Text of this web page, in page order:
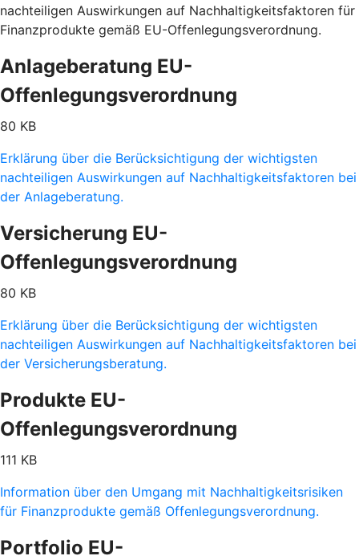
nachteiligen Auswirkungen auf Nachhaltigkeitsfaktoren für
Finanzprodukte gemäß EU-Offenlegungsverordnung.
Anlageberatung EU-
Offenlegungsverordnung
80 KB
Erklärung über die Berücksichtigung der wichtigsten
nachteiligen Auswirkungen auf Nachhaltigkeitsfaktoren bei
der Anlageberatung.
Versicherung EU-
Offenlegungsverordnung
80 KB
Erklärung über die Berücksichtigung der wichtigsten
nachteiligen Auswirkungen auf Nachhaltigkeitsfaktoren bei
der Versicherungsberatung.
Produkte EU-
Offenlegungsverordnung
111 KB
Information über den Umgang mit Nachhaltigkeitsrisiken
für Finanzprodukte gemäß Offenlegungsverordnung.
Portfolio EU-